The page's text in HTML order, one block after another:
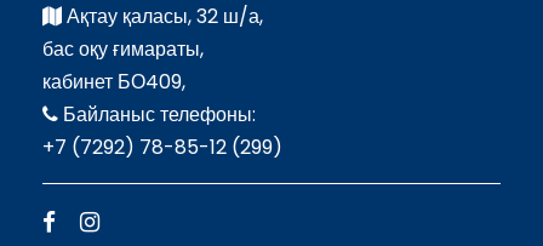
Ақтау қаласы, 32 ш/а,
бас оқу ғимараты,
кабинет БО409,
Байланыс телефоны:
+7 (7292) 78-85-12 (299)